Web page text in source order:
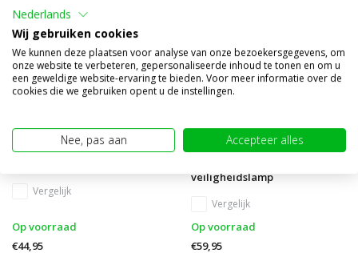
Vergelijk
Op voorraad
€44,95
veiligheidslamp
Vergelijk
Op voorraad
€59,95
Nederlands
Wij gebruiken cookies
We kunnen deze plaatsen voor analyse van onze bezoekersgegevens, om
onze website te verbeteren, gepersonaliseerde inhoud te tonen en om u
een geweldige website-ervaring te bieden. Voor meer informatie over de
cookies die we gebruiken opent u de instellingen.
Nee, pas aan Accepteer alles